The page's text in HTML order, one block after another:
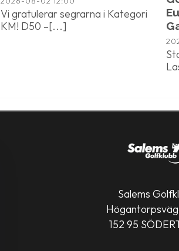
Vi gratulerar segrarna i Kategori
KM! D50 –[...]
Salems
152 95